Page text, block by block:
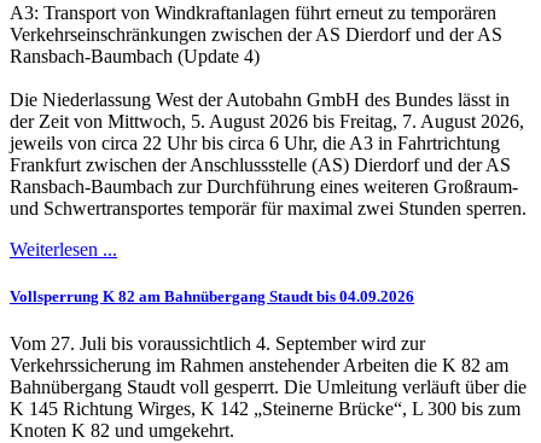
A3: Transport von Windkraftanlagen führt erneut zu temporären
Verkehrseinschränkungen zwischen der AS Dierdorf und der AS
Ransbach-Baumbach (Update 4)
Die Niederlassung West der Autobahn GmbH des Bundes lässt in
der Zeit von Mittwoch, 5. August 2026 bis Freitag, 7. August 2026,
jeweils von circa 22 Uhr bis circa 6 Uhr, die A3 in Fahrtrichtung
Frankfurt zwischen der Anschlussstelle (AS) Dierdorf und der AS
Ransbach-Baumbach zur Durchführung eines weiteren Großraum-
und Schwertransportes temporär für maximal zwei Stunden sperren.
Weiterlesen ...
Vollsperrung K 82 am Bahnübergang Staudt bis 04.09.2026
Vom 27. Juli bis voraussichtlich 4. September wird zur
Verkehrssicherung im Rahmen anstehender Arbeiten die K 82 am
Bahnübergang Staudt voll gesperrt. Die Umleitung verläuft über die
K 145 Richtung Wirges, K 142 „Steinerne Brücke“, L 300 bis zum
Knoten K 82 und umgekehrt.